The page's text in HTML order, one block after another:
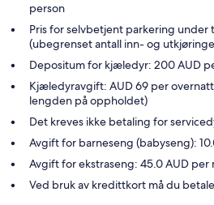
person
Pris for selvbetjent parkering under
(ubegrenset antall inn- og
Depositum for kjæledyr: 200 AUD
Kjæledyravgift: AUD 69 per
lengden på oppholdet)
Det kreves ikke betaling for
Avgift for barneseng (babyseng):
Avgift for ekstraseng: 45.0 AUD per
Ved bruk av kredittkort må du